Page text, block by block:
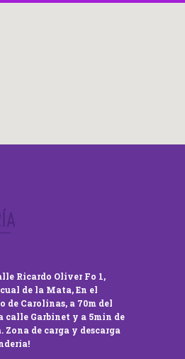
Ricardo Oliver Fo 1,
de la Mata, En el
Carolinas, a 70m del
calle Garbinet y a 5min de
de carga y descarga